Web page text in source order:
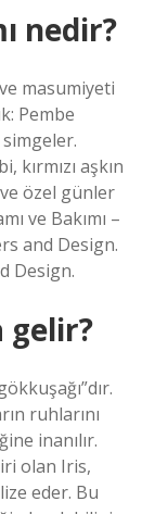
nedir?
masumiyeti
Pembe
kırmızı aşkın
ve özel günler
ve Bakımı –
and Design.
Design.
gelir?
ruhlarını
inanılır.
olan Iris,
eder. Bu